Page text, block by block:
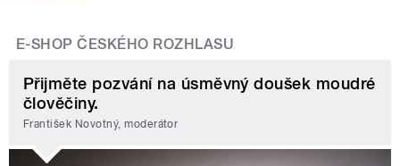
E-SHOP ČESKÉHO ROZHLASU
Přijměte pozvání na úsměvný doušek moudré
člověčiny.
František Novotný, moderátor